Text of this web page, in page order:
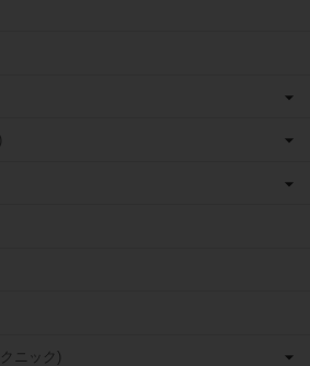
ニック)